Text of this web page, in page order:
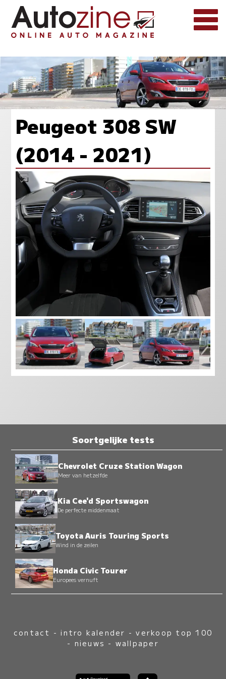
Peugeot 308 SW
(2014 - 2021)
Soortgelijke tests
Chevrolet Cruze Station Wagon
Meer van hetzelfde
Kia Cee'd Sportswagon
De perfecte middenmaat
Toyota Auris Touring Sports
Wind in de zeilen
Honda Civic Tourer
Europees vernuft
contact -intro kalender -verkoop top 100
- nieuws - wallpaper